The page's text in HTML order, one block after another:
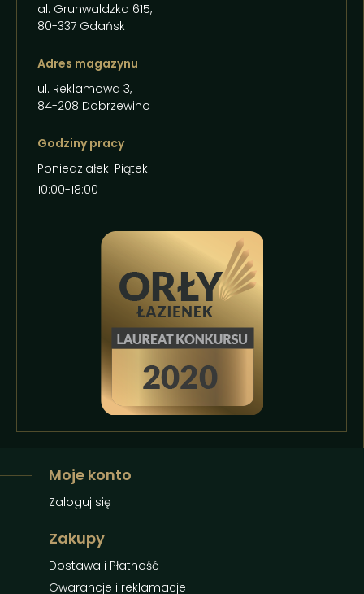
al. Grunwaldzka 615,
80-337 Gdańsk
Adres magazynu
ul. Reklamowa 3,
84-208 Dobrzewino
Godziny pracy
Poniedziałek-Piątek
10:00-18:00
Moje konto
Zaloguj się
Zakupy
Dostawa i Płatność
Gwarancje i reklamacje